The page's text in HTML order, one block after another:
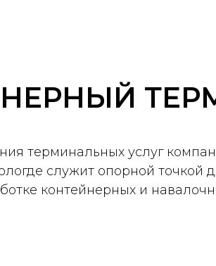
терминальных услуг
служит опорной точкой
контейнерных и